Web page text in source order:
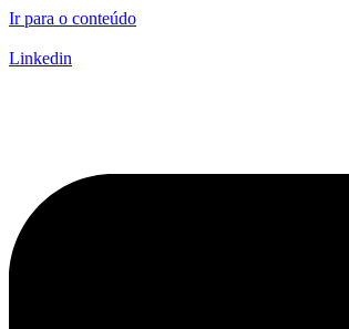
Ir para o conteúdo
Linkedin